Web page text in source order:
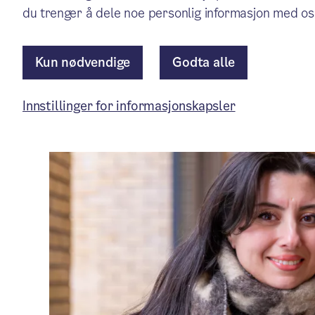
Aktuelt / Publisert: 03.02.2025
Av Velferdsetaten
du trenger å dele noe personlig informasjon med
Kun nødvendige Godta alle
Innstillinger for informasjonskapsler